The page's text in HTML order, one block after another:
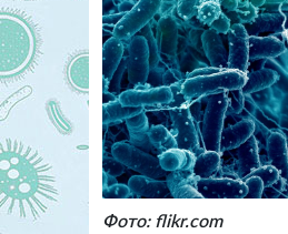
Фото: flikr.com